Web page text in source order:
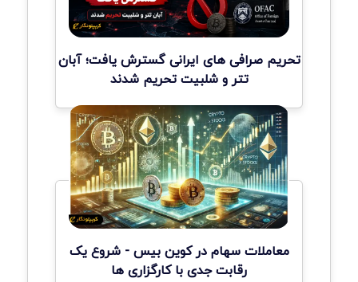
تحریم صرافی های ایرانی گسترش یافت؛ آبان
تتر و شلبیت تحریم شدند
معاملات سهام در کوین بیس - شروع یک
رقابت جدی با کارگزاری ها